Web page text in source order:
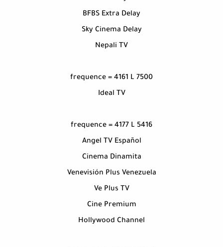
BFBS Extra Delay
Sky Cinema Delay
Nepali TV
frequence = 4161 L 7500
Ideal TV
frequence = 4177 L 5416
Angel TV Español
Cinema Dinamita
Venevisión Plus Venezuela
Ve Plus TV
Cine Premium
Hollywood Channel